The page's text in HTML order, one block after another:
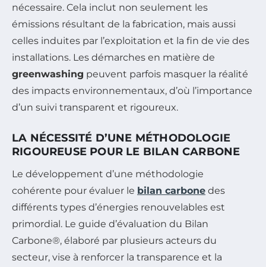
nécessaire. Cela inclut non seulement les
émissions résultant de la fabrication, mais aussi
celles induites par l’exploitation et la fin de vie des
installations. Les démarches en matière de
greenwashing peuvent parfois masquer la réalité
des impacts environnementaux, d’où l’importance
d’un suivi transparent et rigoureux.
LA NÉCESSITÉ D’UNE MÉTHODOLOGIE
RIGOUREUSE POUR LE BILAN CARBONE
Le développement d’une méthodologie
cohérente pour évaluer le bilan carbone des
différents types d’énergies renouvelables est
primordial. Le guide d’évaluation du Bilan
Carbone®, élaboré par plusieurs acteurs du
secteur, vise à renforcer la transparence et la